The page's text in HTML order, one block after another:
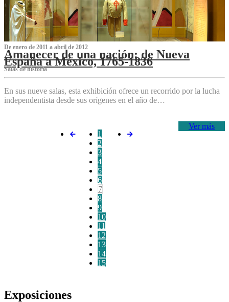
De enero de 2011 a abril de 2012
Amanecer de una nación: de Nueva
España a México, 1765-1836
Salas de historia
En sus nueve salas, esta exhibición ofrece un recorrido por la lucha
independentista desde sus orígenes en el año de…
Ver más
1
2
3
4
5
6
7
8
9
10
11
12
13
14
15
Exposiciones